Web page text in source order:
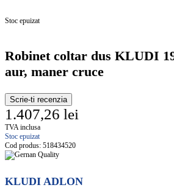
Stoc epuizat
Robinet coltar dus KLUDI
aur, maner cruce
Scrie-ti recenzia
1.407,26 lei
TVA inclusa
Stoc epuizat
Cod produs: 518434520
KLUDI ADLON